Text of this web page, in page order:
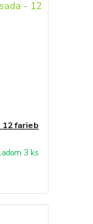
12 farieb
3 ks